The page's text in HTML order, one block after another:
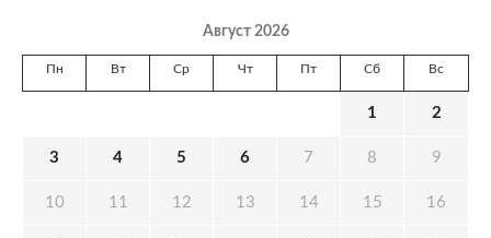
Август 2026
Пн Вт Ср Чт Пт Сб Вс
1 2
3 4 5 6 7 8 9
10 11 12 13 14 15 16